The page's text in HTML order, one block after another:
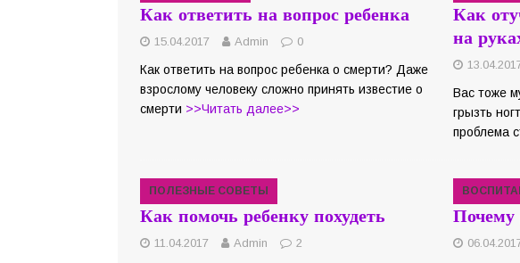
Как ответить на вопрос ребенка
15.04.2017 Admin 0
Как ответить на вопрос ребенка о смерти? Даже
взрослому человеку сложно принять известие о
смерти >>Читать далее>>
Как
на
Вас тоже
грызть
проблема
ПОЛЕЗНЫЕ СОВЕТЫ
Как помочь ребенку похудеть
11.04.2017 Admin 2
Почему